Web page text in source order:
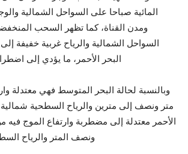
المائية صباحا على السواحل الشمالية
ومدن القناة، كما تظهر السحب
السواحل الشمالية والرياح غربية خفيفة
البحر الأحمر، ما يؤدي إلى
وبالنسبة لحالة البحر المتوسط فهي معتدلة
متر ونصف إلى مترين والرياح السطحية شمالية
الأحمر معتدلة إلى مضطربة وارتفاع الموج فيه
ونصف المتر والرياح